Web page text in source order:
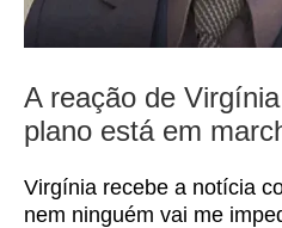
A reação de
plano está em
Virgínia recebe a notícia
nem ninguém vai me